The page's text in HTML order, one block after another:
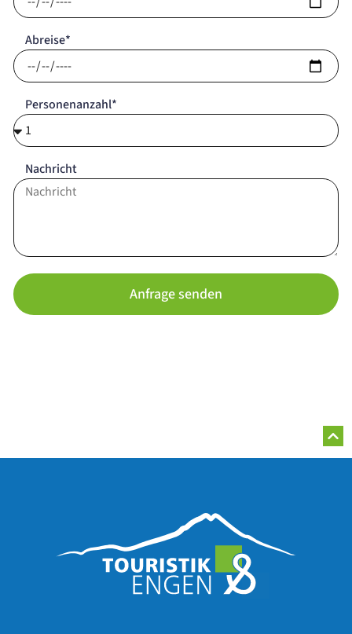
Abreise*
Personenanzahl*
Nachricht
Anfrage senden